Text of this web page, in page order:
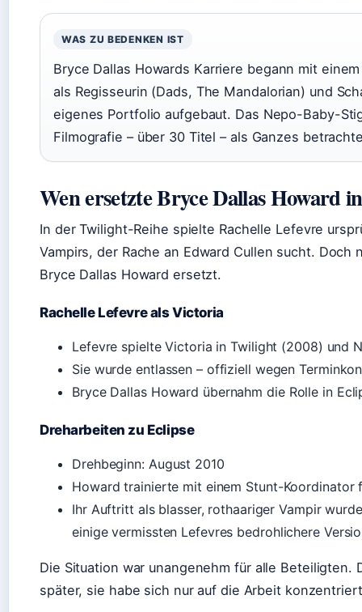
WAS ZU BEDENKEN IST
Bryce Dallas Howards Karriere begann mit
als Regisseurin (Dads, The Mandalorian) und
eigenes Portfolio aufgebaut. Das Nepo-Baby-
Filmografie – über 30 Titel – als Ganzes
Wen ersetzte Bryce Dallas Howard
In der Twilight-Reihe spielte Rachelle Lefevre
Vampirs, der Rache an Edward Cullen sucht.
Bryce Dallas Howard ersetzt.
Rachelle Lefevre als Victoria
Lefevre spielte Victoria in Twilight (2008) und
Sie wurde entlassen – offiziell wegen
Bryce Dallas Howard übernahm die Rolle in
Dreharbeiten zu Eclipse
Drehbeginn: August 2010
Howard trainierte mit einem Stunt-Koordinator
Ihr Auftritt als blasser, rothaariger Vampir
einige vermissten Lefevres bedrohlichere
Die Situation war unangenehm für alle Beteiligten.
später, sie habe sich nur auf die Arbeit